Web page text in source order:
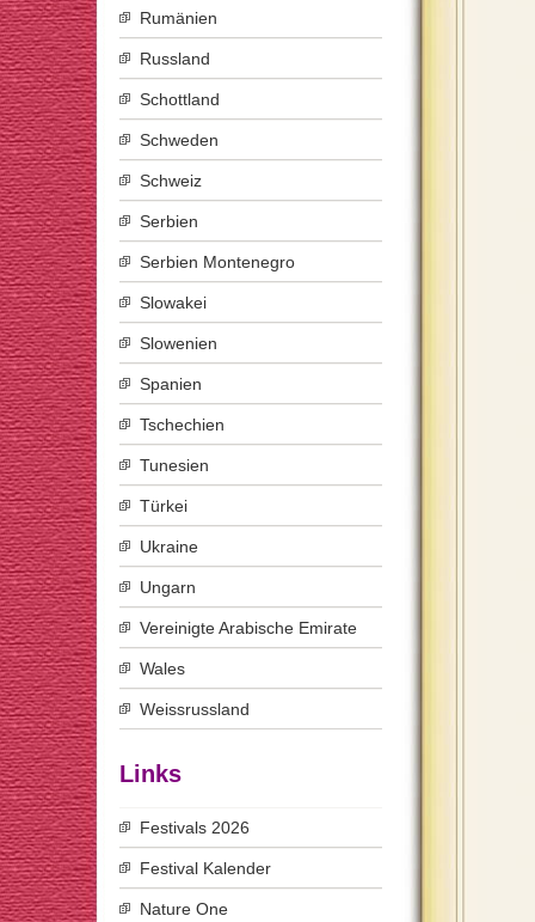
Rumänien
Russland
Schottland
Schweden
Schweiz
Serbien
Serbien Montenegro
Slowakei
Slowenien
Spanien
Tschechien
Tunesien
Türkei
Ukraine
Ungarn
Vereinigte Arabische Emirate
Wales
Weissrussland
Links
Festivals 2026
Festival Kalender
Nature One